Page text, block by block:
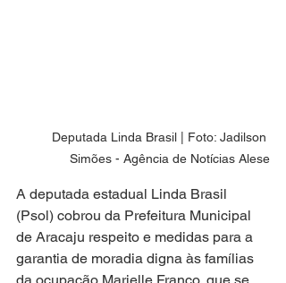
Deputada Linda Brasil | Foto: Jadilson
Simões - Agência de Notícias Alese
A deputada estadual Linda Brasil
(Psol) cobrou da Prefeitura Municipal
de Aracaju respeito e medidas para a
garantia de moradia digna às famílias